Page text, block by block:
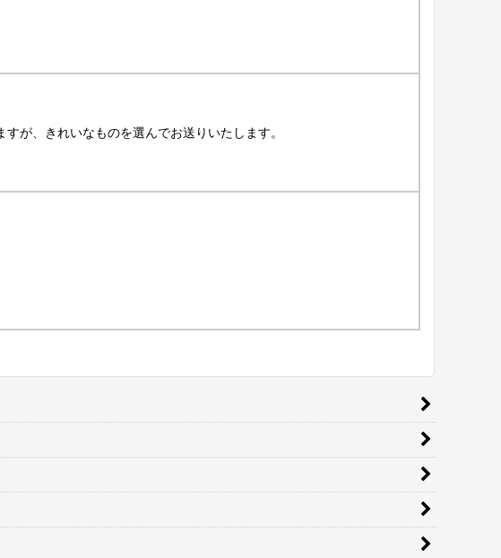
が、きれいなものを選んでお送りいたします。